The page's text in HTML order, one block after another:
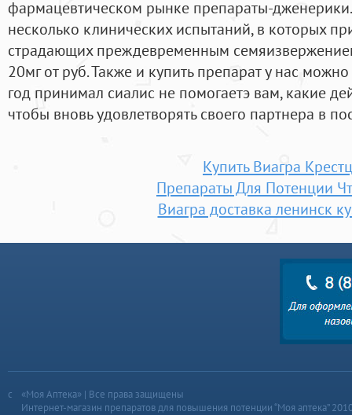
фармацевтическом рынке препараты-
несколько клинических испытаний, в которых
страдающих преждевременным
20мг от руб. Также и купить препарат у нас
год принимал сиалис не помогаетэ вам, какие
чтобы вновь удовлетворять своего партнера в
Купить Виагра
Препараты Для Потенции
Виагра доставка ленинск
«Моя Аптека» | Все права защищены
Интернет-магазин препаратов для повышения потенции “Моя аптека”